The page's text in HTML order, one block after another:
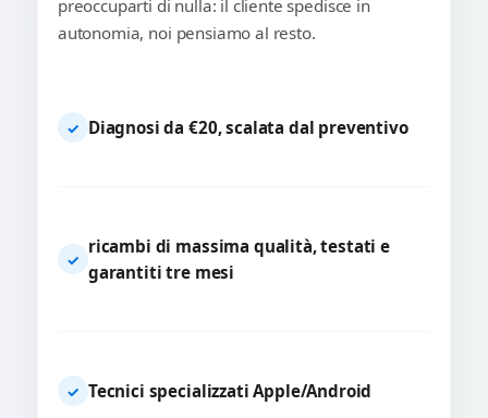
preoccuparti di nulla: il cliente spedisce in
autonomia, noi pensiamo al resto.
✓ Diagnosi da €20, scalata dal preventivo
✓
ricambi di massima qualità, testati e
garantiti tre mesi
✓ Tecnici specializzati Apple/Android